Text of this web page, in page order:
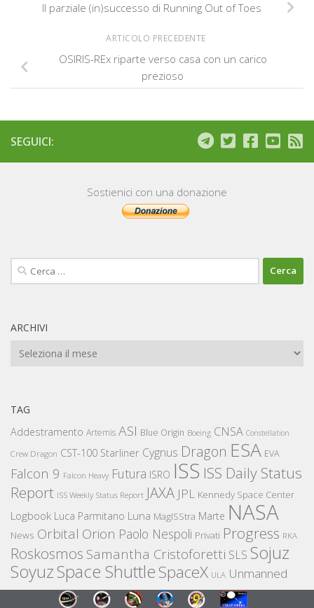
Il parziale (in)successo di Running Out of Toes
ARTICOLO PRECEDENTE
OSIRIS-REx riparte verso casa con un carico
prezioso
SEGUICI:
Sostienici con una donazione
Ricerca
per:
ARCHIVI
Archivi
TAG
Addestramento Artemis ASI Blue Origin Boeing CNSA Constellation
Crew Dragon CST-100 Starliner Cygnus Dragon ESA EVA
Falcon 9 Falcon Heavy Futura ISRO ISS ISS Daily Status
Report ISS Weekly Status Report JAXA JPL Kennedy Space Center
Logbook Luca Parmitano Luna MagISStra Marte NASA
News Orbital Orion Paolo Nespoli Privati Progress RKA
Roskosmos Samantha Cristoforetti SLS Sojuz
SoyuzSpace ShuttleSpaceX ULA Unmanned